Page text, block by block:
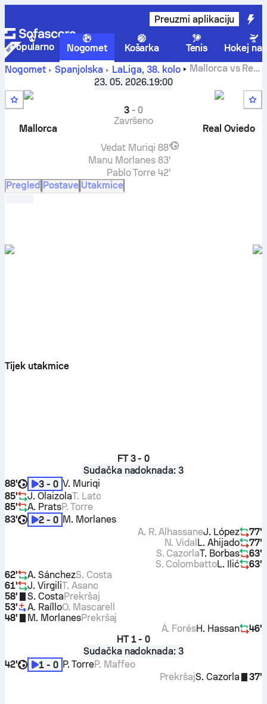
Preuzmi aplikaciju
Popularno Nogomet Košarka Tenis
Hokej na
Nogomet
Španjolska LaLiga, 38. kolo Mallorca vs Real
rezultati uživo, međusobni susreti, tablice i
prognoze
23. 05. 2026.19:00
Mallorca
3-0
Završeno
Real Oviedo
Vedat Muriqi 88'
Manu Morlanes 83'
Pablo Torre 42'
Pregled Postave Utakmice
Tijek utakmice
FT 3 - 0
Sudačka nadoknada: 3
88'
3 - 0 V. Muriqi
85'
J. OlaizolaT. Lato
85'
A. PratsP. Torre
83'
2 - 0 M. Morlanes
77'
J. López
A. R. Alhassane
77'
L. Ahijado
N. Vidal
63'
T. Borbas
S. Cazorla
63'
L. Ilić
S. Colombatto
62'
A. SánchezS. Costa
61'
J. VirgiliT. Asano
58'
S. CostaPrekršaj
53'
A. RaílloO. Mascarell
48'
M. MorlanesPrekršaj
46'
H. Hassan
Á. Forés
HT 1 - 0
Sudačka nadoknada: 3
42'
1 - 0 P. TorreP. Maffeo
37'
S. Cazorla
Prekršaj